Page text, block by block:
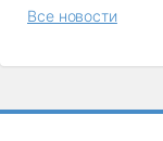
Все новости